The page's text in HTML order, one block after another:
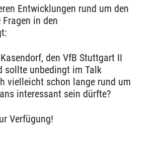
Entwicklungen rund um den
in den
den VfB Stuttgart II
sollte unbedingt im Talk
vielleicht schon lange rund um
interessant sein dürfte?
Verfügung!